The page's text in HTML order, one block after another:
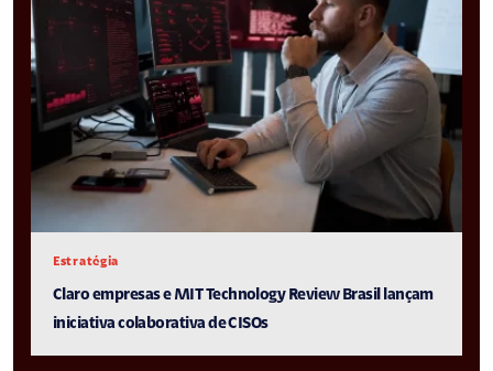
Estratégia
Claro empresas e MIT Technology Review Brasil lançam
iniciativa colaborativa de CISOs